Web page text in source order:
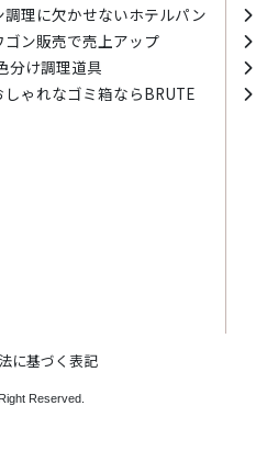
調理に欠かせないホテルパン
ゴン販売で売上アップ
分け調理道具
しゃれなゴミ箱ならBRUTE
に基づく表記
Reserved.